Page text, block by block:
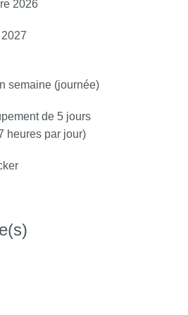
2026
semaine (journée)
de 5 jours
heures par jour)